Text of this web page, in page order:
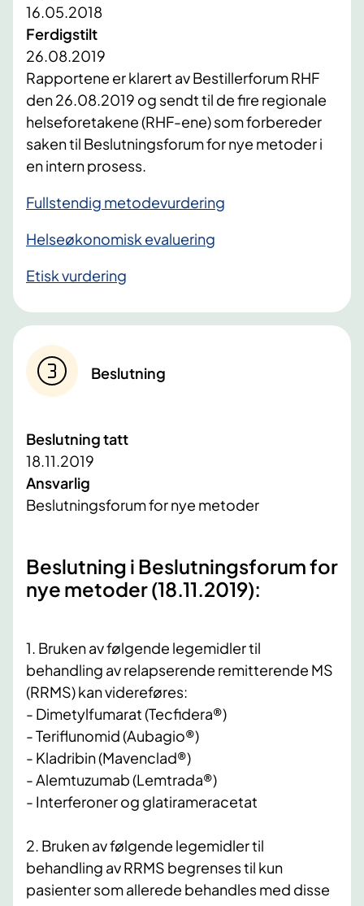
16.05.2018
Ferdigstilt
26.08.2019
Rapportene er klarert av Bestillerforum RHF
den 26.08.2019 og sendt til de fire regionale
helseforetakene (RHF-ene) som forbereder
saken til Beslutningsforum for nye metoder i
en intern prosess.
Fullstendig metodevurdering
Helseøkonomisk evaluering
Etisk vurdering
Beslutning
Beslutning tatt
18.11.2019
Ansvarlig
Beslutningsforum for nye metoder
​Beslutning i Beslutningsforum for
nye metoder (18.11.2019):
1. Bruken av følgende legemidler til
behandling av relapserende remitterende MS
(RRMS) kan videreføres:
- Dimetylfumarat (Tecfidera®)
- Teriflunomid (Aubagio®)
- Kladribin (Mavenclad®)
- Alemtuzumab (Lemtrada®)
- Interferoner og glatirameracetat
2. Bruken av følgende legemidler til
behandling av RRMS begrenses til kun
pasienter som allerede behandles med disse